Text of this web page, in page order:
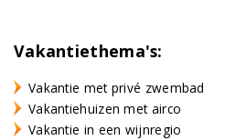
Vakantiethema's:
Vakantie met privé zwembad
Vakantiehuizen met airco
Vakantie in een wijnregio